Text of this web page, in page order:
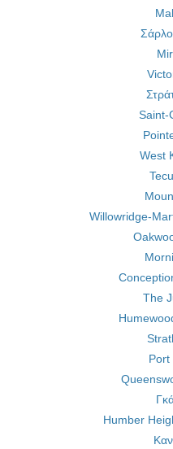
Saint-
West
Willowridge-
The
Port
Humber